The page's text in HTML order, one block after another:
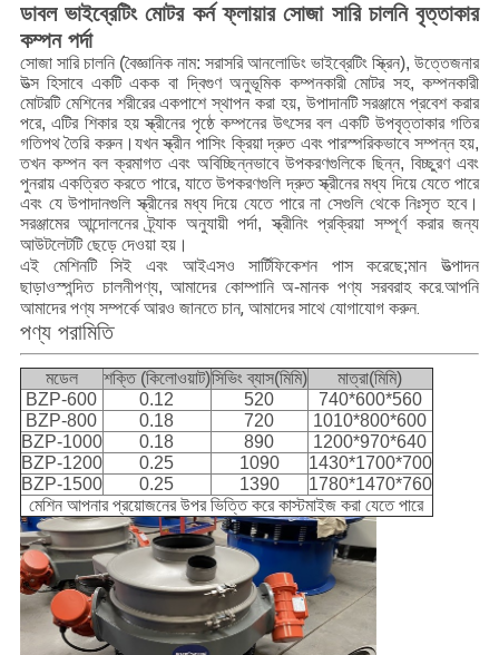
ডাবল ভাইব্রেটিং মোটর কর্ন ফ্লায়ার সোজা সারি চালনি বৃত্তাকার
কম্পন পর্দা
সোজা সারি চালনি (বৈজ্ঞানিক নাম: সরাসরি আনলোডিং ভাইব্রেটিং স্ক্রিন), উত্তেজনার
উত্স হিসাবে একটি একক বা দ্বিগুণ অনুভূমিক কম্পনকারী মোটর সহ, কম্পনকারী
মোটরটি মেশিনের শরীরের একপাশে স্থাপন করা হয়, উপাদানটি সরঞ্জামে প্রবেশ করার
পরে, এটির শিকার হয় স্ক্রীনের পৃষ্ঠে কম্পনের উৎসের বল একটি উপবৃত্তাকার গতির
গতিপথ তৈরি করুন।যখন স্ক্রীন পাসিং ক্রিয়া দ্রুত এবং পারস্পরিকভাবে সম্পন্ন হয়,
তখন কম্পন বল ক্রমাগত এবং অবিচ্ছিন্নভাবে উপকরণগুলিকে ছিন্ন, বিচ্ছুরণ এবং
পুনরায় একত্রিত করতে পারে, যাতে উপকরণগুলি দ্রুত স্ক্রীনের মধ্য দিয়ে যেতে পারে
এবং যে উপাদানগুলি স্ক্রীনের মধ্য দিয়ে যেতে পারে না সেগুলি থেকে নিঃসৃত হবে।
সরঞ্জামের আন্দোলনের ট্র্যাক অনুযায়ী পর্দা, স্ক্রীনিং প্রক্রিয়া সম্পূর্ণ করার জন্য
আউটলেটটি ছেড়ে দেওয়া হয়।
এই মেশিনটি সিই এবং আইএসও সার্টিফিকেশন পাস করেছে;মান উত্পাদন
ছাড়াওস্পন্দিত চালনীপণ্য, আমাদের কোম্পানি অ-মানক পণ্য সরবরাহ করে.আপনি
আমাদের পণ্য সম্পর্কে আরও জানতে চান, আমাদের সাথে যোগাযোগ করুন.
পণ্য পরামিতি
মডেল শক্তি (কিলোওয়াট)সিভিং ব্যাস(মিমি)
মাত্রা(মিমি)
BZP-600
0.12 520
740*600*560
BZP-800
0.18 720
1010*800*600
BZP-1000
0.18 890
1200*970*640
BZP-1200
0.25 1090
1430*1700*700
BZP-1500
0.25 1390
1780*1470*760
মেশিন আপনার প্রয়োজনের উপর ভিত্তি করে কাস্টমাইজ করা যেতে পারে